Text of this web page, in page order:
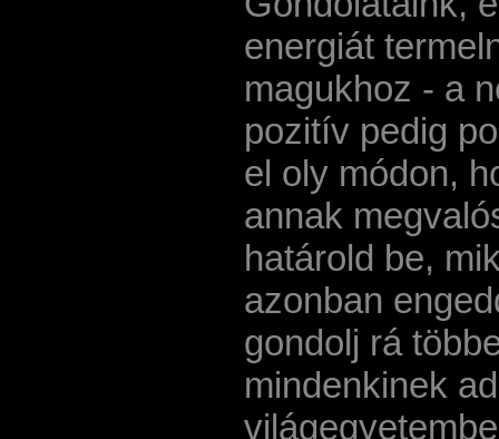
energiát
magukhoz - a
pozitív pedig
el oly módon,
annak
határold be,
azonban
gondolj rá
mindenkinek